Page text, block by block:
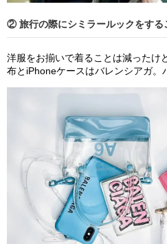
② 旅行の際にシミラールックをす
洋服をお揃いで着ることは減ったけ
布とiPhoneケースはバレンシアガ